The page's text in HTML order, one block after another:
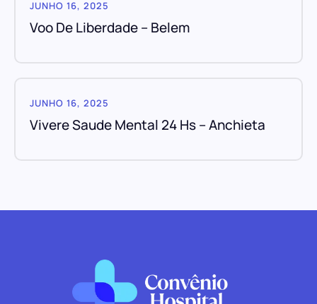
JUNHO 16, 2025
Voo De Liberdade – Belem
JUNHO 16, 2025
Vivere Saude Mental 24 Hs – Anchieta